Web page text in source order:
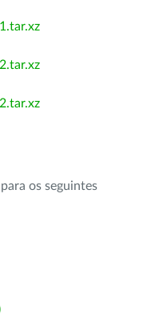
os seguintes